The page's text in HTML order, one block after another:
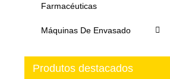
Farmacéuticas
Máquinas De Envasado
Produtos destacados